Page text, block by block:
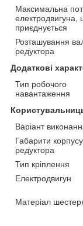
Максимальна
електродвигуна,
приєднується
Розташування
редуктора
Додаткові
Тип робочого
навантаження
Варіант
Габарити корпусу
редуктора
Тип кріплення
Електродвигун
Матеріал